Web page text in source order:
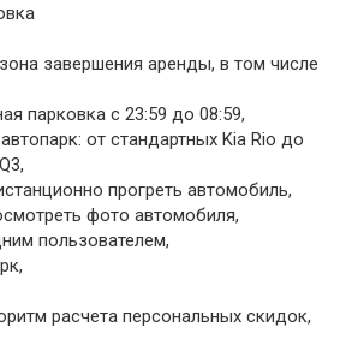
завершения аренды, в том числе
парковка с 23:59 до 08:59,
от стандартных Kia Rio до
прогреть автомобиль,
фото автомобиля,
пользователем,
расчета персональных скидок,